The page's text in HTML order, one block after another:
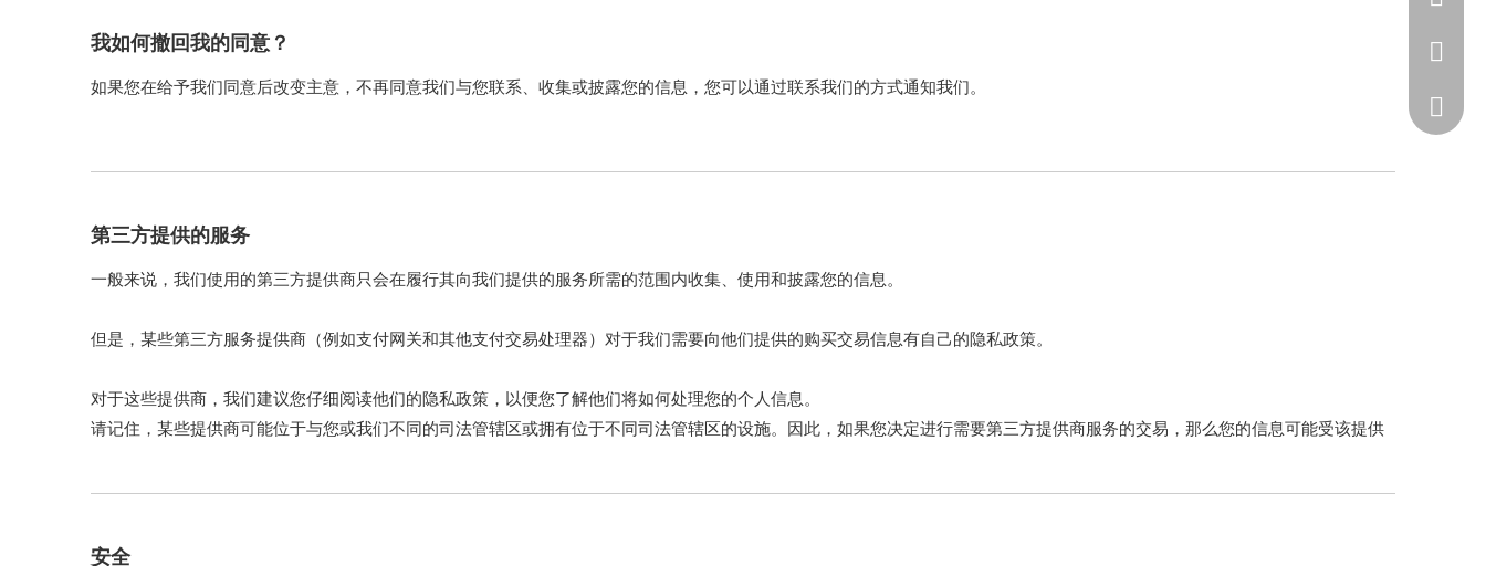
我如何撤回我的同意？
如果您在给予我们同意后改变主意，不再同意我们与您联系、收集或披露您的信息，您可以通过联系我们的方式通知我们。
第三方提供的服务
一般来说，我们使用的第三方提供商只会在履行其向我们提供的服务所需的范围内收集、使用和披露您的信息。
但是，某些第三方服务提供商（例如支付网关和其他支付交易处理器）对于我们需要向他们提供的购买交易信息有自己的隐私政策。
对于这些提供商，我们建议您仔细阅读他们的隐私政策，以便您了解他们将如何处理您的个人信息。
请记住，某些提供商可能位于与您或我们不同的司法管辖区或拥有位于不同司法管辖区的设施。因此，如果您决定进行需要第三方提供商服务的交易，那么您的信息可能受该提供
安全